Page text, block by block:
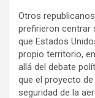
Otros
prefirieron centrar
que Estados
propio territorio,
allá del debate
que el proyecto
seguridad de la